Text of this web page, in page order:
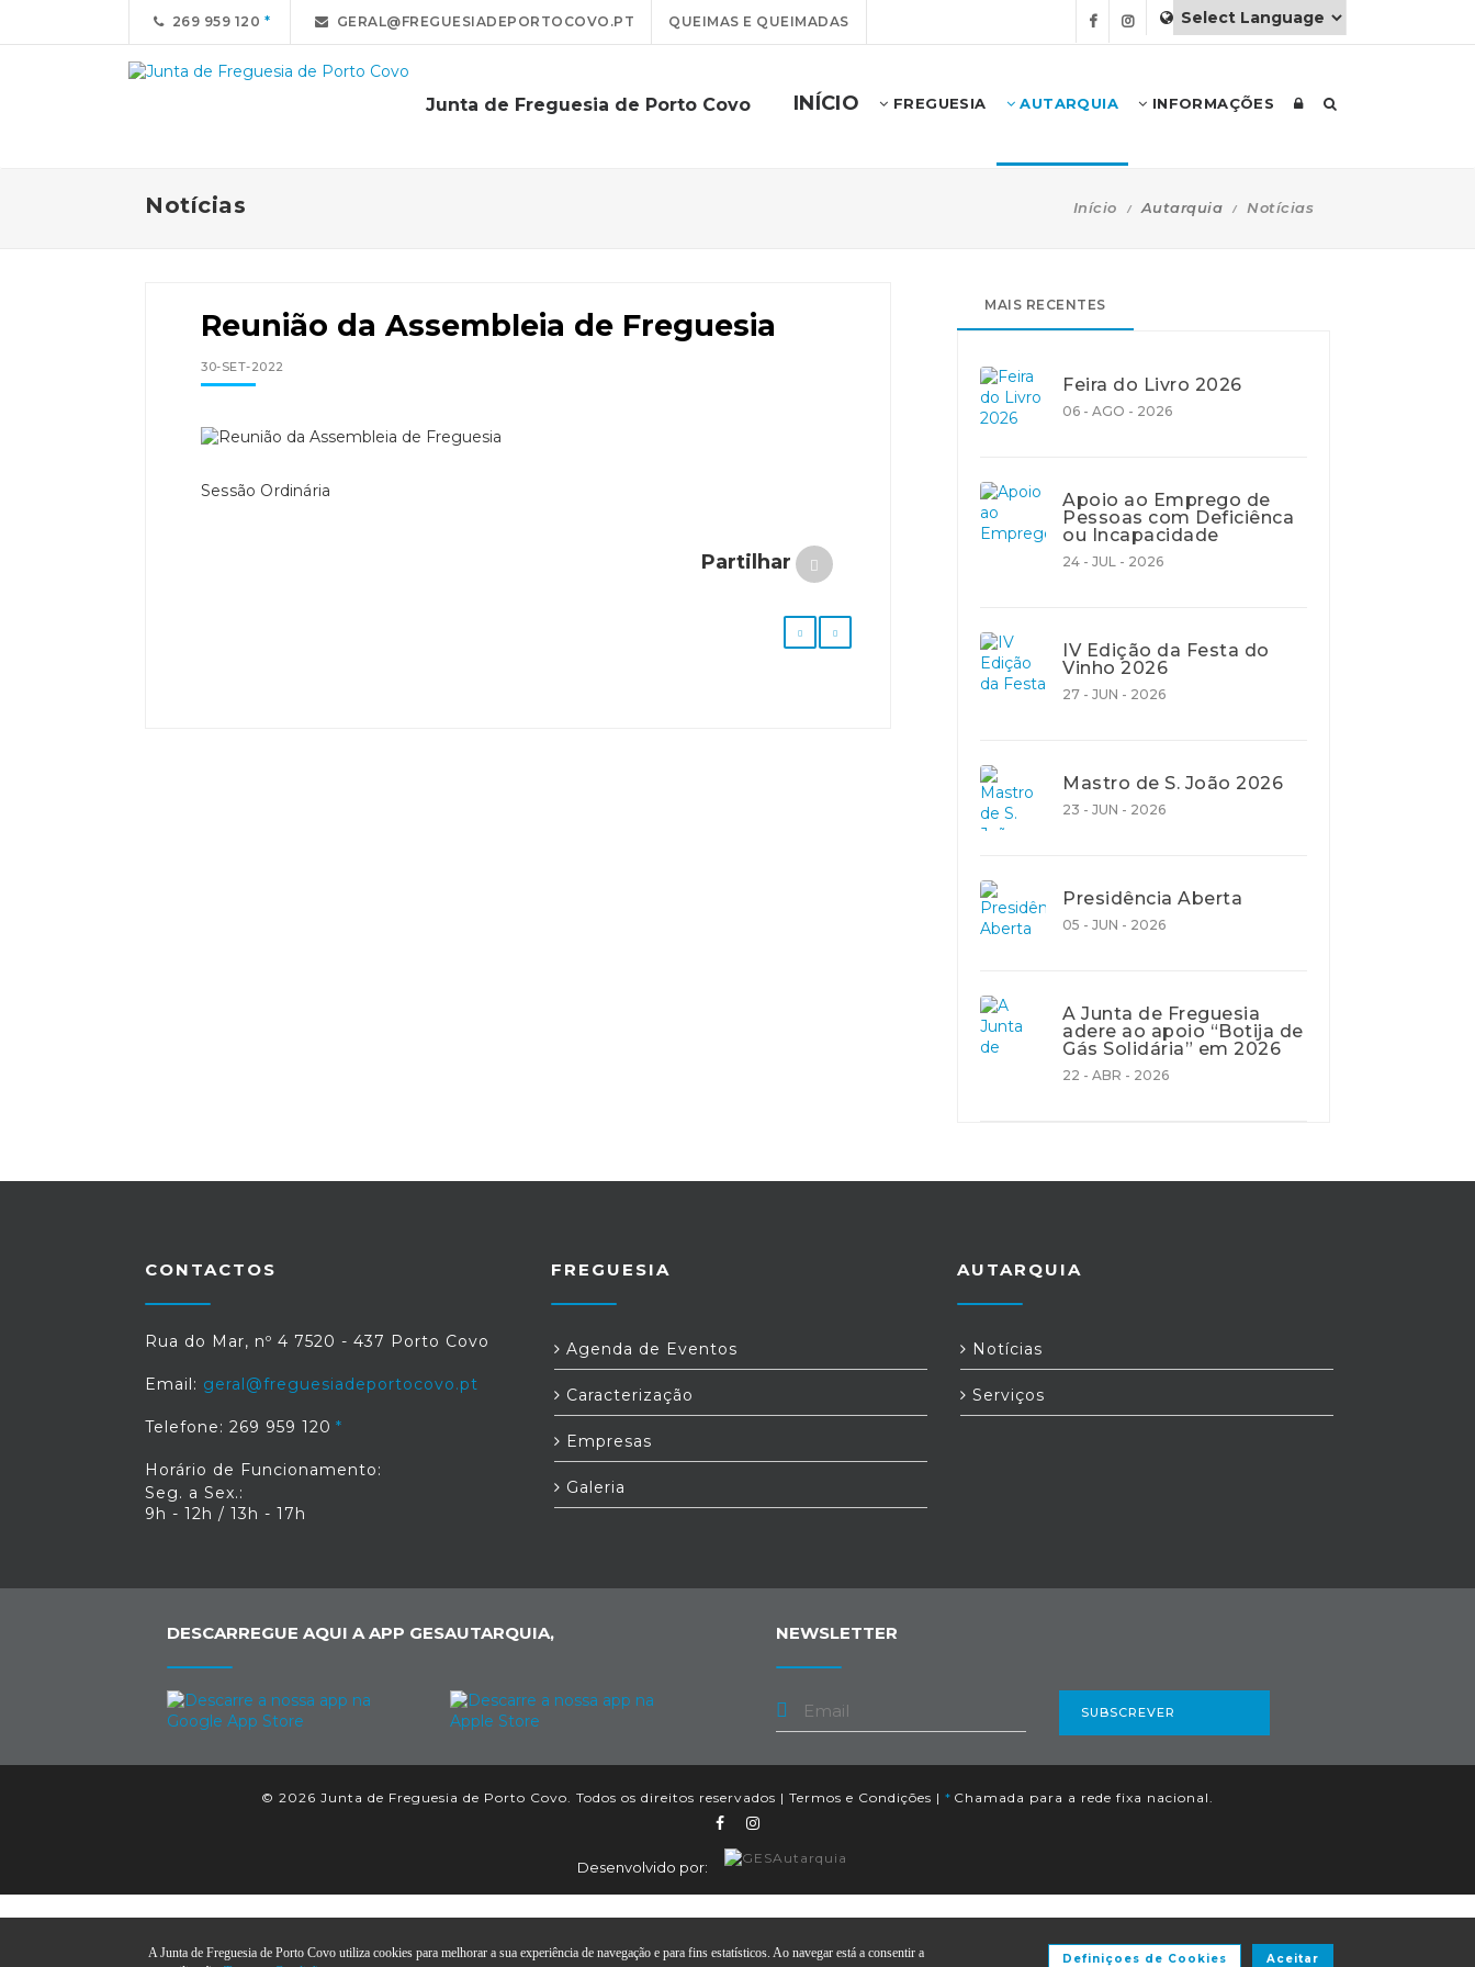
269 959 120 GERAL@FREGUESIADEPORTOCOVO.PT QUEIMAS E QUEIMADAS
Junta de Freguesia de Porto Covo INÍCIO FREGUESIA AUTARQUIA INFORMAÇÕES
Notícias Início Autarquia Notícias
Reunião da Assembleia de Freguesia
30-SET-2022
Sessão Ordinária
Partilhar
MAIS RECENTES
Feira do Livro 2026
06 - AGO - 2026
Apoio ao Emprego de
Pessoas com Deficiênca
ou Incapacidade
24 - JUL - 2026
IV Edição da Festa do
Vinho 2026
27 - JUN - 2026
Mastro de S. João 2026
23 - JUN - 2026
Presidência Aberta
05 - JUN - 2026
A Junta de Freguesia
adere ao apoio “Botija de
Gás Solidária” em 2026
22 - ABR - 2026
CONTACTOS
Rua do Mar, nº 4 7520 - 437 Porto Covo
Email: geral@freguesiadeportocovo.pt
Telefone: 269 959 120
Horário de Funcionamento:
Seg. a Sex.:
9h - 12h / 13h - 17h
FREGUESIA
Agenda de Eventos
Caracterização
Empresas
Galeria
AUTARQUIA
Notícias
Serviços
DESCARREGUE AQUI A APP GESAUTARQUIA, NEWSLETTER
SUBSCREVER
© 2026 Junta de Freguesia de Porto Covo. Todos os direitos reservados | Termos e Condições | * Chamada para a rede fixa nacional.
Desenvolvido por:
A Junta de Freguesia de Porto Covo utiliza cookies para melhorar a sua experiência de navegação e para fins estatísticos. Ao navegar está a consentir a
Aceitar
Definiçoes de Cookies